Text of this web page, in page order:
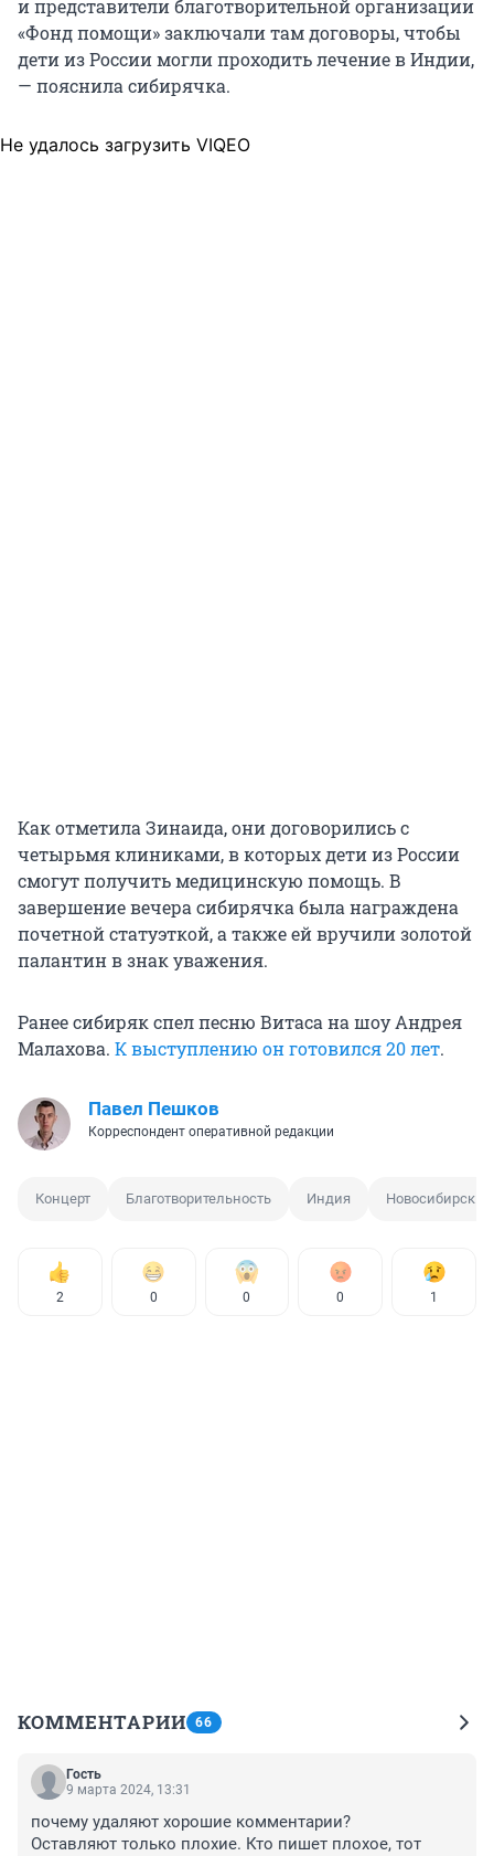
и представители благотворительной организации
«Фонд помощи» заключали там договоры, чтобы
дети из России могли проходить лечение в Индии,
— пояснила сибирячка.
Не удалось загрузить VIQEO
Как отметила Зинаида, они договорились с
четырьмя клиниками, в которых дети из России
смогут получить медицинскую помощь. В
завершение вечера сибирячка была награждена
почетной статуэткой, а также ей вручили золотой
палантин в знак уважения.
Ранее сибиряк спел песню Витаса на шоу Андрея
Малахова. К выступлению он готовился 20 лет.
Павел Пешков
Корреспондент оперативной редакции
Концерт Благотворительность Индия Новосибирск
2 0 0 0 1
КОММЕНТАРИИ 66
Гость
9 марта 2024, 13:31
почему удаляют хорошие комментарии?
Оставляют только плохие. Кто пишет плохое, тот